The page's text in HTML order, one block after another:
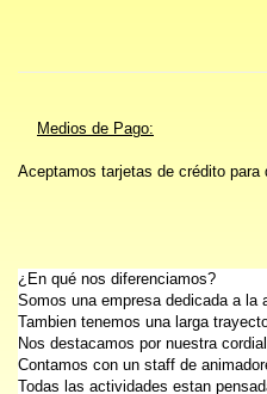
Medios de Pago:
Aceptamos tarjetas de crédito para
¿En qué nos diferenciamos?
Somos una empresa dedicada a la
Tambien tenemos una larga
Nos destacamos por nuestra
Contamos con un staff de
Todas las actividades estan